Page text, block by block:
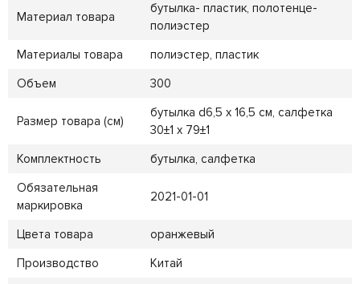
Материал товара
бутылка- пластик, полотенце-
полиэстер
Материалы товара
полиэстер, пластик
Объем
300
Размер товара (см)
бутылка d6,5 х 16,5 см, салфетка
30±1 х 79±1
Комплектность
бутылка, салфетка
Обязательная
маркировка
2021-01-01
Цвета товара
оранжевый
Производство
Китай